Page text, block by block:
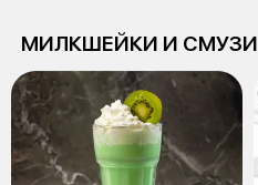
МИЛКШЕЙКИ И СМУЗИ